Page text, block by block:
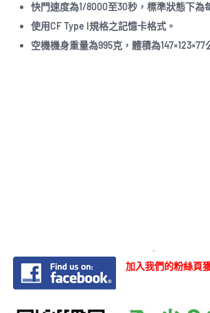
快門速度為1/8000至30秒，標準狀態下為
使用CF Type I規格之記憶卡格式。
空機機身重量為995克，體積為147×123×77
加入我們的粉絲頁